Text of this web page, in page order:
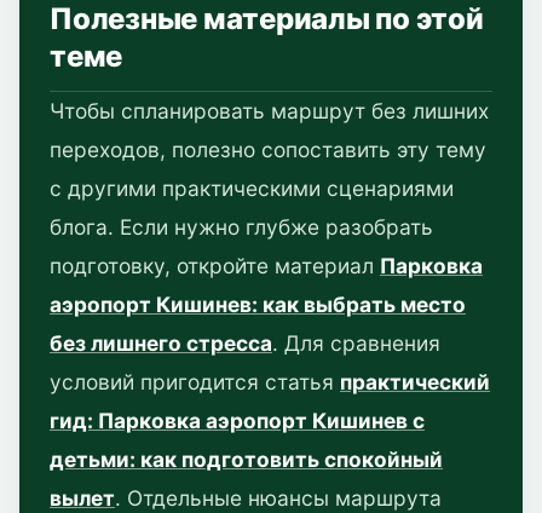
Полезные материалы по этой
теме
Чтобы спланировать маршрут без лишних
переходов, полезно сопоставить эту тему
с другими практическими сценариями
блога. Если нужно глубже разобрать
подготовку, откройте материал Парковка
аэропорт Кишинев: как выбрать место
без лишнего стресса. Для сравнения
условий пригодится статья практический
гид: Парковка аэропорт Кишинев с
детьми: как подготовить спокойный
вылет. Отдельные нюансы маршрута